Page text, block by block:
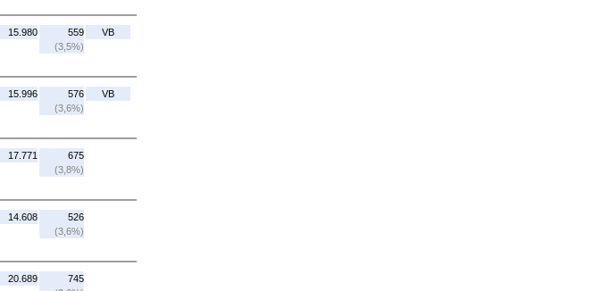
15.980
559
(3,5%)
VB
15.996
576
(3,6%)
VB
17.771
675
(3,8%)
14.608
526
(3,6%)
20.689
745